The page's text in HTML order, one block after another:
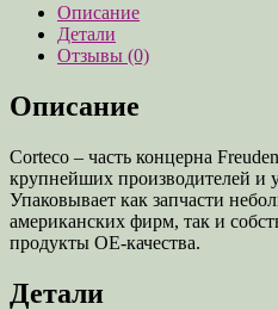
12015010B
Описание
Детали
Отзывы (0)
Описание
Corteco – часть концерна
крупнейших производителей и
Упаковывает как запчасти
американских фирм, так и
продукты OE-качества.
Детали